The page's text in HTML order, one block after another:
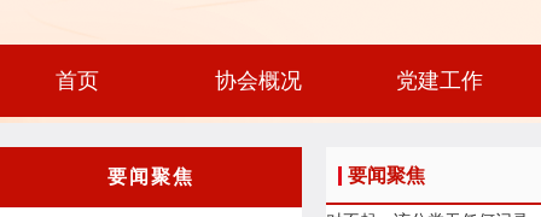
首页 协会概况 党建工作
要闻聚焦 要闻聚焦